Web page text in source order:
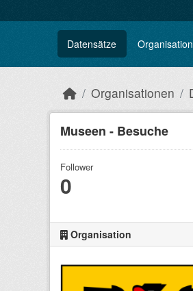
Datensätze
Organisationen
Museen - Besuche
Follower
0
Organisation